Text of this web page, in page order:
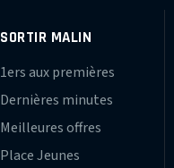
SORTIR MALIN
1ers aux premières
Dernières minutes
Meilleures offres
Place Jeunes